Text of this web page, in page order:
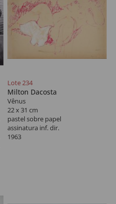
Lote 234
Milton Dacosta
Vênus
22 x 31 cm
pastel sobre papel
assinatura inf. dir.
1963